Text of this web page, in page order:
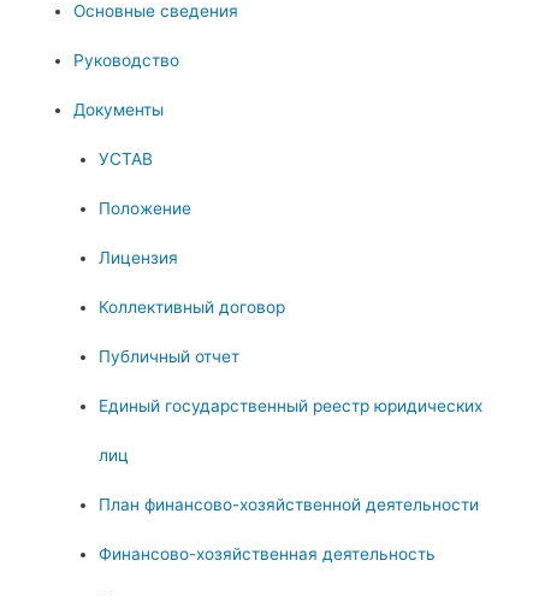
Основные сведения
Руководство
Документы
УСТАВ
Положение
Лицензия
Коллективный договор
Публичный отчет
Единый государственный реестр юридических
лиц
План финансово-хозяйственной деятельности
Финансово-хозяйственная деятельность